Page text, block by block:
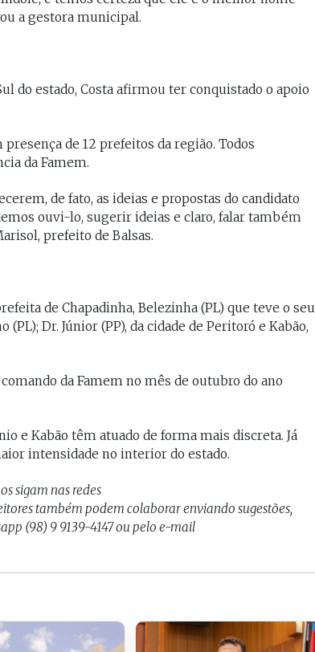
a gestora municipal.
do estado, Costa afirmou ter conquistado o apoio
de 12 prefeitos da região. Todos
da Famem.
de fato, as ideias e propostas do candidato
ouvi-lo, sugerir ideias e claro, falar também
prefeito de Balsas.
de Chapadinha, Belezinha (PL) que teve o seu
Dr. Júnior (PP), da cidade de Peritoró e Kabão,
da Famem no mês de outubro do ano
e Kabão têm atuado de forma mais discreta. Já
intensidade no interior do estado.
sigam nas redes
também podem colaborar enviando sugestões,
(98) 9 9139-4147 ou pelo e-mail